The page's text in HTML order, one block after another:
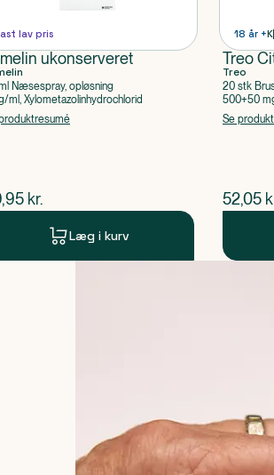
lav pris
ukonserveret
Næsespray, opløsning
ml, Xylometazolinhydrochlorid
pris
kr.
Læg i kurv
18 år +
Treo
Treo
20 stk
500+50
Se
$
52,05